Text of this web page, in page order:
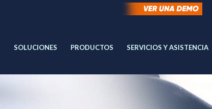
SOLUCIONES PRODUCTOS SERVICIOS Y ASISTENCIA